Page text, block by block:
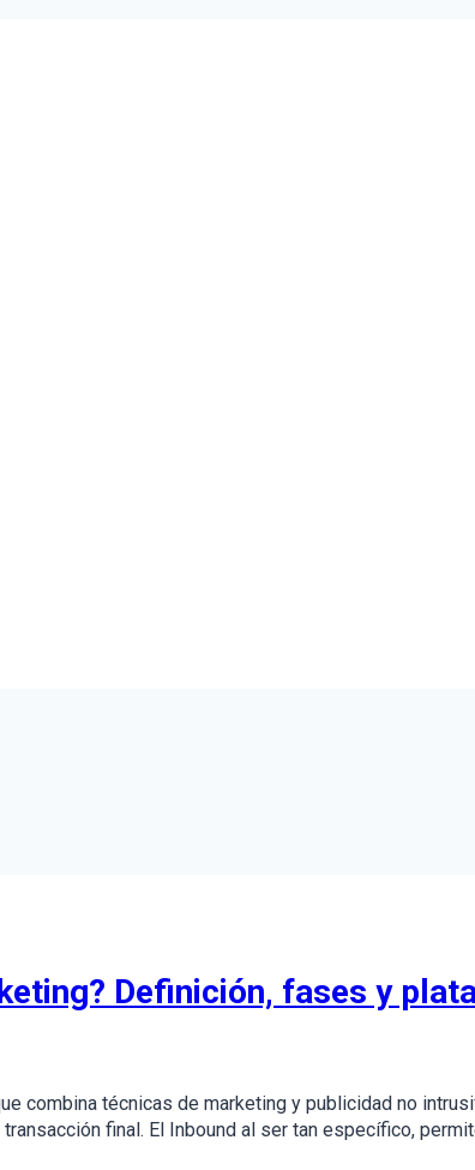
Definición, fases y
combina técnicas de marketing y publicidad no
final. El Inbound al ser tan específico,